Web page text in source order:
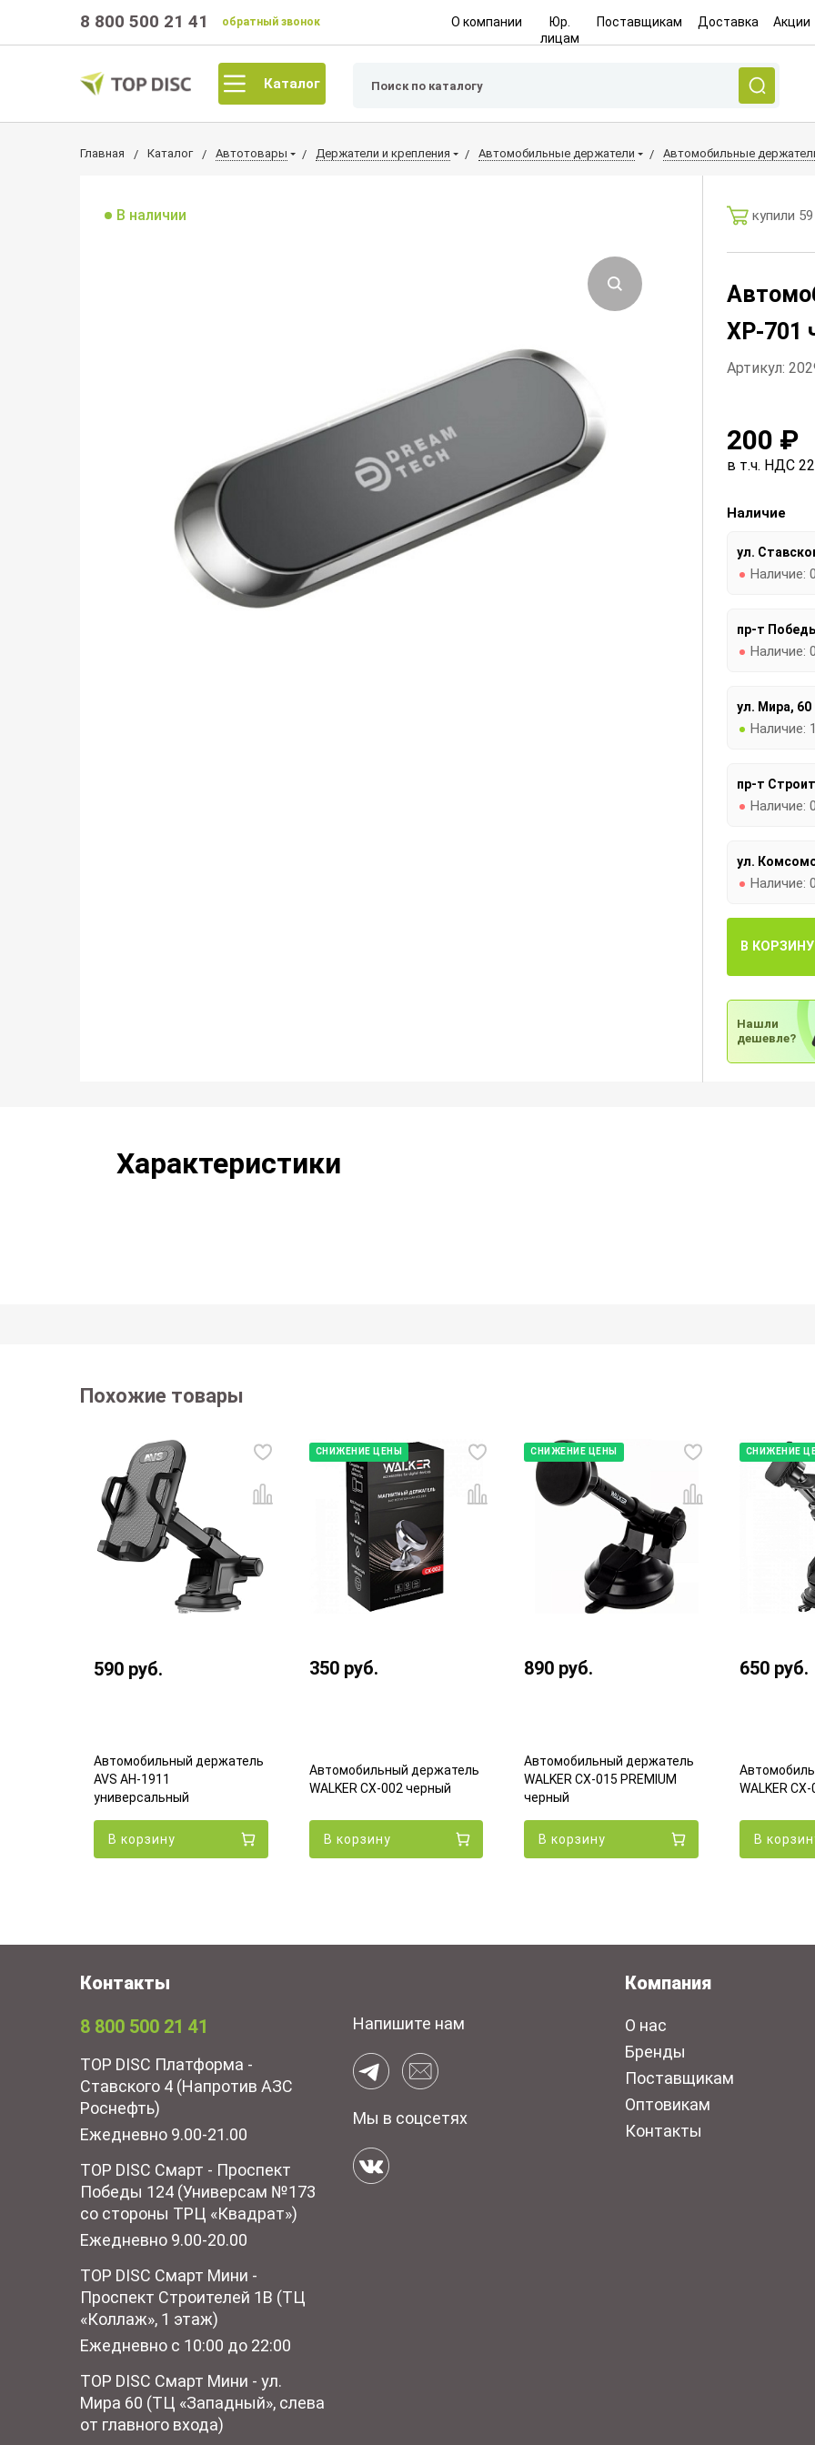
8 800 500 21 41 обратный звонок О компании
Юр.
лицам
Поставщикам Доставка Акции
Каталог
Главная Каталог Автотовары Держатели и крепления Автомобильные держатели Автомобильные
В наличии купили
XP-701
Артикул:
200 ₽
в т.ч. НДС
Наличие
ул.
Наличие:
пр-т
Наличие:
ул. Мира,
Наличие:
пр-т
Наличие:
ул.
Наличие:
В КОРЗИНУ
Нашли
дешевле?
Характеристики
Похожие товары
590 руб.
Автомобильный держатель
AVS AH-1911
универсальный
В корзину
СНИЖЕНИЕ ЦЕНЫ
350 руб.
Автомобильный держатель
WALKER CX-002 черный
В корзину
СНИЖЕНИЕ ЦЕНЫ
890 руб.
Автомобильный держатель
WALKER CX-015 PREMIUM
черный
В корзину
СНИЖЕНИЕ
650 руб.
WALKER
В
Контакты
8 800 500 21 41
TOP DISC Платформа -
Ставского 4 (Напротив АЗС
Роснефть)
Ежедневно 9.00-21.00
TOP DISC Смарт - Проспект
Победы 124 (Универсам №173
со стороны ТРЦ «Квадрат»)
Ежедневно 9.00-20.00
TOP DISC Смарт Мини -
Проспект Строителей 1В (ТЦ
«Коллаж», 1 этаж)
Ежедневно с 10:00 до 22:00
TOP DISC Смарт Мини - ул.
Мира 60 (ТЦ «Западный», слева
от главного входа)
Напишите нам
Мы в соцсетях
Компания
О нас
Бренды
Поставщикам
Оптовикам
Контакты